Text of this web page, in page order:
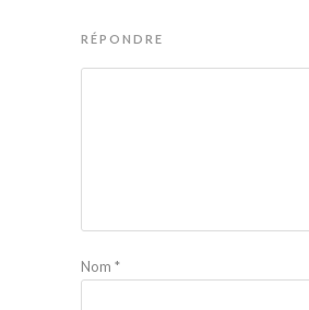
RÉPONDRE
Nom *